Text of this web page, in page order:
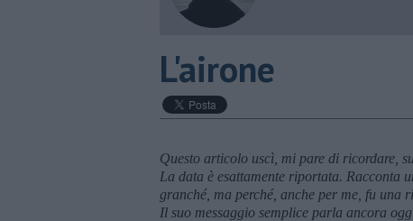
L'airone
Questo articolo uscì , mi pare di ricordare,
La data è esattamente riportata. Racconta
granché, ma perché, anche per me, fu una
Il suo messaggio semplice parla ancora